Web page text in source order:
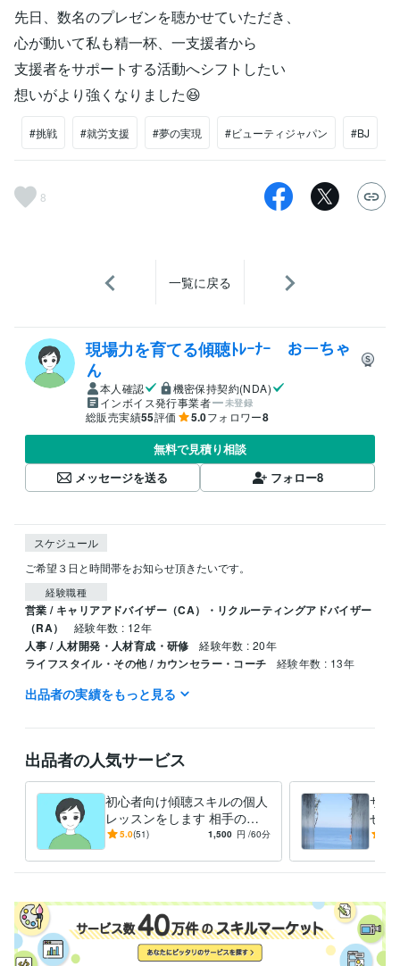
先日、数名のプレゼンを聴かせていただき、
心が動いて私も精一杯、一支援者から
支援者をサポートする活動へシフトしたい
想いがより強くなりました😆
#挑戦 #就労支援 #夢の実現 #ビューティジャパン #BJ
8
一覧に戻る
現場力を育てる傾聴ﾄﾚｰﾅｰ おーちゃ
ん
本人確認
機密保持契約(NDA)
インボイス発行事業者
未登録
総販売実績55評価 5.0フォロワー8
無料で見積り相談
メッセージを送る
フォロー8
スケジュール
ご希望３日と時間帯をお知らせ頂きたいです。
経験職種
営業 / キャリアアドバイザー（CA）・リクルーティングアドバイザー
（RA）
経験年数 : 12年
人事 / 人材開発・人材育成・研修 経験年数 : 20年
ライフスタイル・その他 / カウンセラー・コーチ 経験年数 : 13年
職歴
キャリアコンサルタント 取得年 : 2012年
産業カウンセラー 取得年 : 2011年
衛生管理者 取得年 : 2006年
得意分野
悩み相談・カウンセリング
カウンセリング、傾聴スキル、コーチン
グ
明治大学 2013年3月 ~ 2017年2月
出品者の実績をもっと見る
出品者の人気サービス
初心者向け傾聴スキルの個人
レッスンをします 相手の心
と本音が分る話の聴き方です
5.0(51) 1,500 円 /60分
サク
せ！
と成